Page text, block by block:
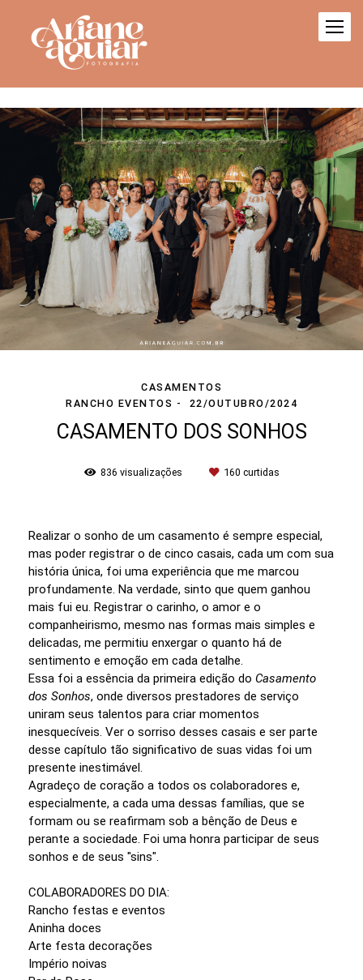
CASAMENTOS
RANCHO EVENTOS
22/OUTUBRO/2024
CASAMENTO DOS SONHOS
836 visualizações 160 curtidas
Realizar o sonho de um casamento é sempre especial,
mas poder registrar o de cinco casais, cada um com sua
história única, foi uma experiência que me marcou
profundamente. Na verdade, sinto que quem ganhou
mais fui eu. Registrar o carinho, o amor e o
companheirismo, mesmo nas formas mais simples e
delicadas, me permitiu enxergar o quanto há de
sentimento e emoção em cada detalhe.
Essa foi a essência da primeira edição do Casamento
dos Sonhos, onde diversos prestadores de serviço
uniram seus talentos para criar momentos
inesquecíveis. Ver o sorriso desses casais e ser parte
desse capítulo tão significativo de suas vidas foi um
presente inestimável.
Agradeço de coração a todos os colaboradores e,
especialmente, a cada uma dessas famílias, que se
formam ou se reafirmam sob a bênção de Deus e
perante a sociedade. Foi uma honra participar de seus
sonhos e de seus "sins".
COLABORADORES DO DIA:
Rancho festas e eventos
Aninha doces
Arte festa decorações
Império noivas